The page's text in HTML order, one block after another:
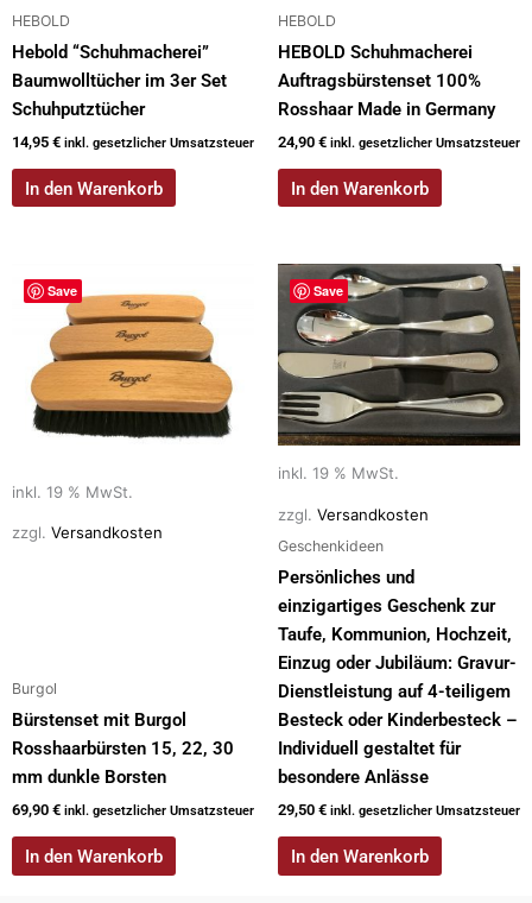
HEBOLD
Hebold “Schuhmacherei”
Baumwolltücher im 3er Set
Schuhputztücher
14,95 € inkl. gesetzlicher Umsatzsteuer
In den Warenkorb
HEBOLD
HEBOLD Schuhmacherei
Auftragsbürstenset 100%
Rosshaar Made in Germany
24,90 € inkl. gesetzlicher Umsatzsteuer
In den Warenkorb
Save
inkl. 19 % MwSt.
zzgl. Versandkosten
Burgol
Bürstenset mit Burgol
Rosshaarbürsten 15, 22, 30
mm dunkle Borsten
69,90 € inkl. gesetzlicher Umsatzsteuer
In den Warenkorb
Save
inkl. 19 % MwSt.
zzgl. Versandkosten
Geschenkideen
Persönliches und
einzigartiges Geschenk zur
Taufe, Kommunion, Hochzeit,
Einzug oder Jubiläum: Gravur-
Dienstleistung auf 4-teiligem
Besteck oder Kinderbesteck –
Individuell gestaltet für
besondere Anlässe
29,50 € inkl. gesetzlicher Umsatzsteuer
In den Warenkorb